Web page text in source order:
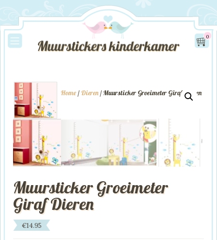
0
Home / Dieren / Muursticker Groeimeter Giraf Dieren
Muursticker Groeimeter
Giraf Dieren
€14.95